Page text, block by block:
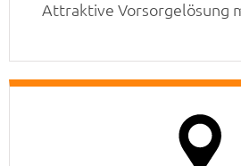
Attraktive Vorsorgelösung